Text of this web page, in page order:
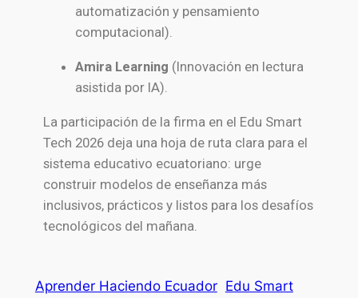
automatización y pensamiento
computacional).
Amira Learning (Innovación en lectura
asistida por IA).
La participación de la firma en el Edu Smart
Tech 2026 deja una hoja de ruta clara para el
sistema educativo ecuatoriano: urge
construir modelos de enseñanza más
inclusivos, prácticos y listos para los desafíos
tecnológicos del mañana.
Aprender Haciendo Ecuador Edu Smart